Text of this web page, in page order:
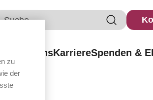
Wir über unsKarriereSpenden &
im BBW
zu
der